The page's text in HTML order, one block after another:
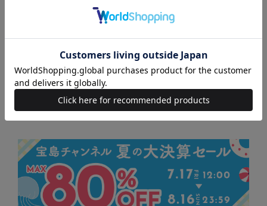
ことは、良いことも悪いことも自分に返ってくる／因果応報」、「この
世は辛いことがあるのが当たり前。いちいちくよくよしない／一切苦
知恵が満載です。自分を客観的に観察し、心を整えるきっかけを与えて
くれる一冊です。